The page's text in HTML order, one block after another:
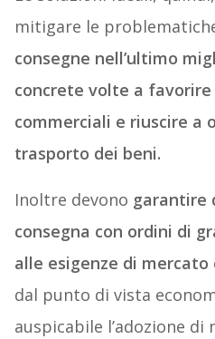
mitigare le
consegne nell’ultimo
concrete volte a
commerciali e riuscire a
trasporto dei beni.
Inoltre devono garantire
consegna con ordini di
alle esigenze di mercato
dal punto di vista
auspicabile l’adozione di